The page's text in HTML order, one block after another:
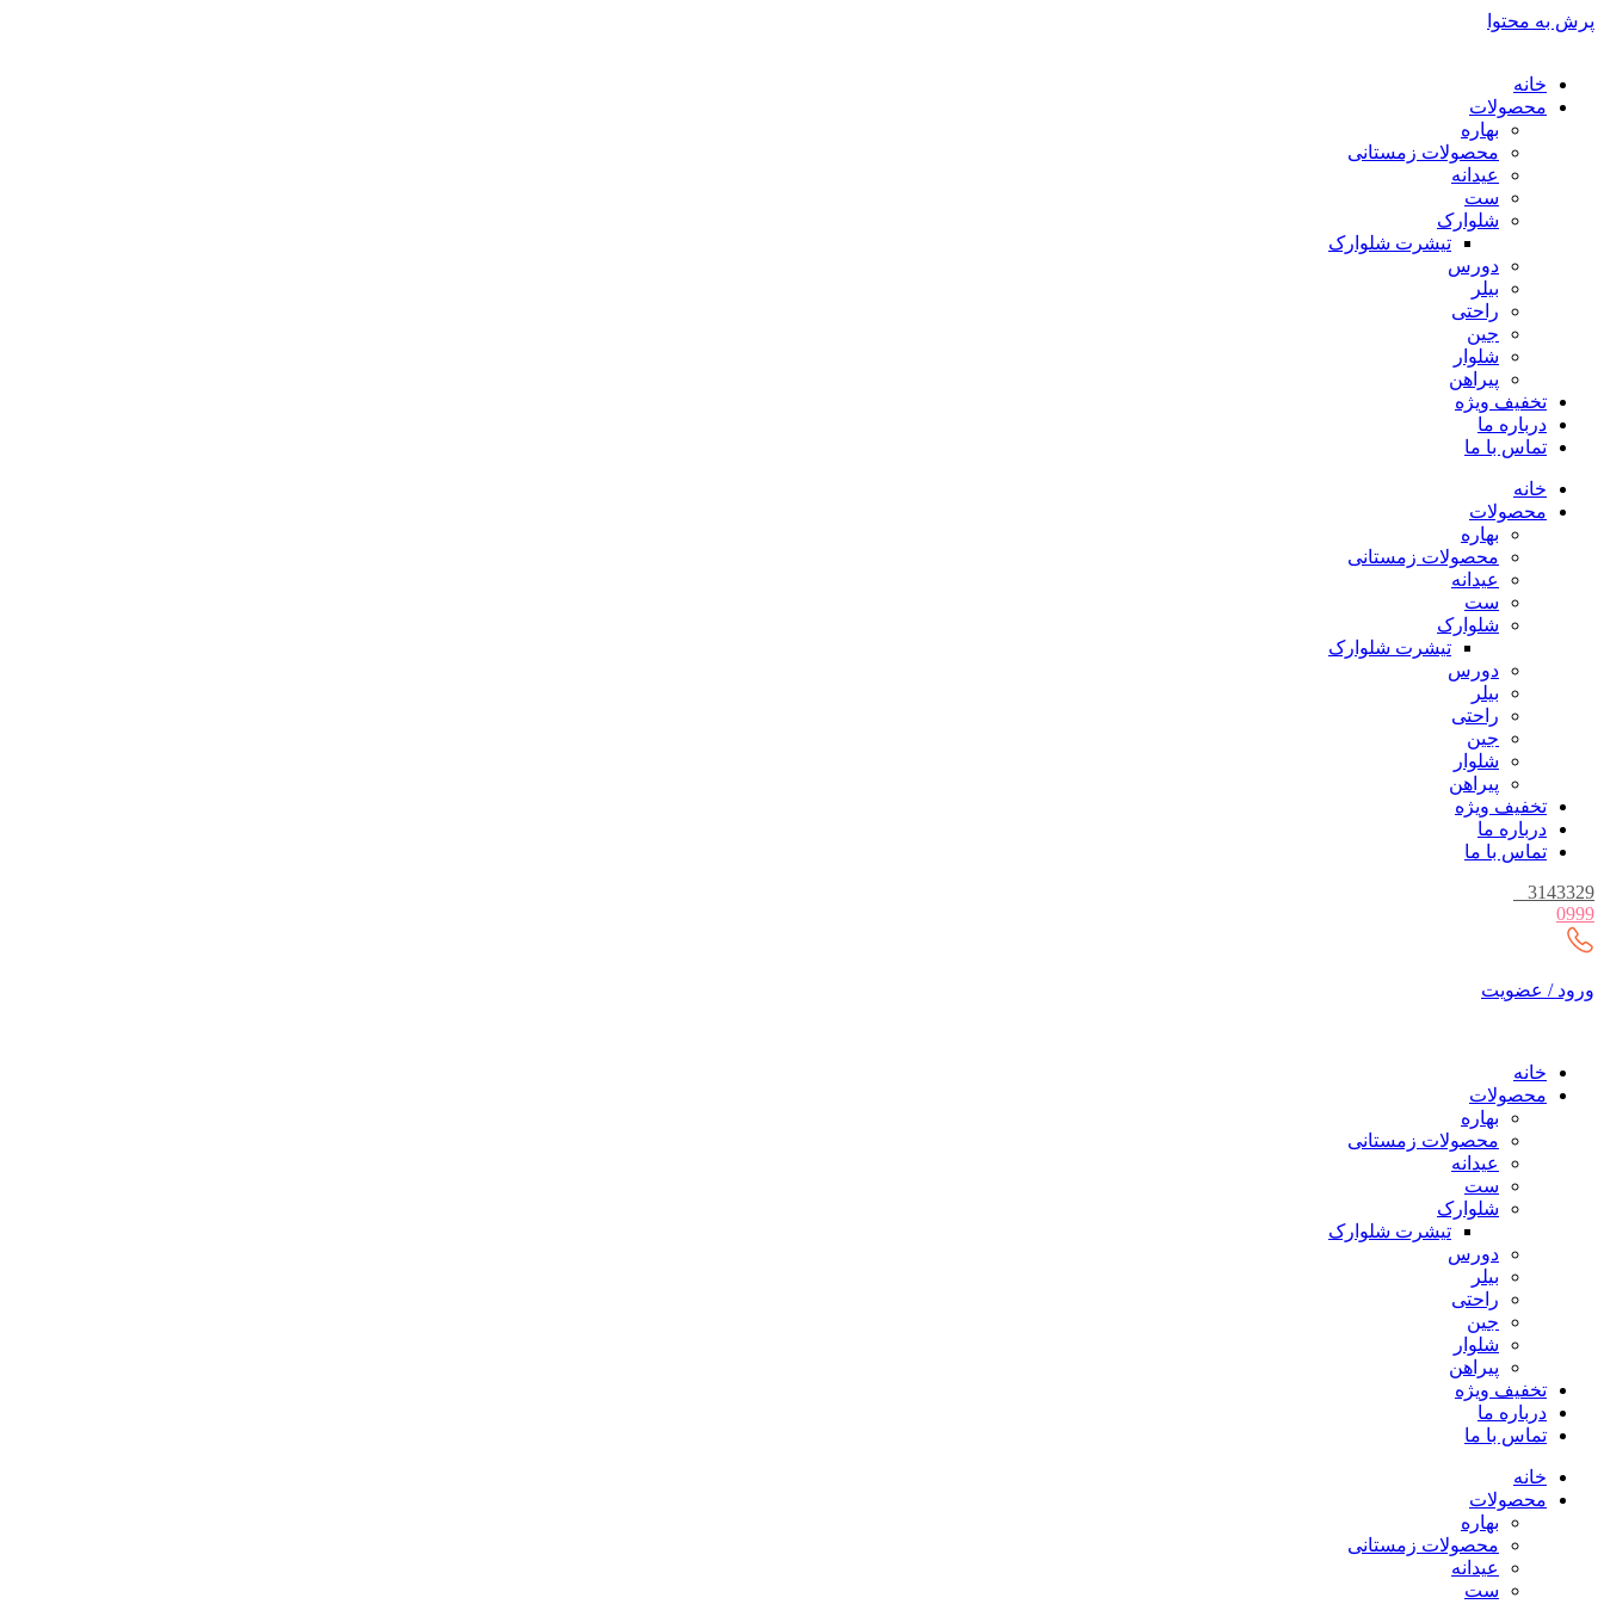
پرش به محتوا
خانه
محصولات
بهاره
محصولات زمستانی
عیدانه
ست
شلوارک
تیشرت شلوارک
دورس
بیلر
راحتی
جین
شلوار
پیراهن
تخفیف ویژه
درباره ما
تماس با ما
خانه
محصولات
بهاره
محصولات زمستانی
عیدانه
ست
شلوارک
تیشرت شلوارک
دورس
بیلر
راحتی
جین
شلوار
پیراهن
تخفیف ویژه
درباره ما
تماس با ما
3143329
0999
ورود / عضویت
خانه
محصولات
بهاره
محصولات زمستانی
عیدانه
ست
شلوارک
تیشرت شلوارک
دورس
بیلر
راحتی
جین
شلوار
پیراهن
تخفیف ویژه
درباره ما
تماس با ما
خانه
محصولات
بهاره
محصولات زمستانی
عیدانه
ست